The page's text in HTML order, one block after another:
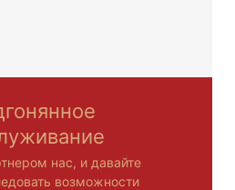
нас, и давайте
возможности